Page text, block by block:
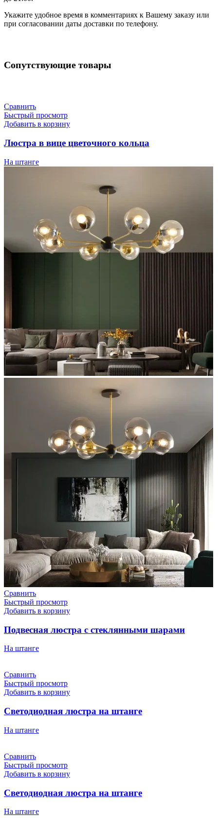
Укажите удобное время в комментариях к Вашему заказу или
при согласовании даты доставки по телефону.
Сопутствующие товары
Сравнить
Быстрый просмотр
Добавить в корзину
Люстра в вице цветочного кольца
На штанге
Сравнить
Быстрый просмотр
Добавить в корзину
Подвесная люстра с стеклянными шарами
На штанге
Сравнить
Быстрый просмотр
Добавить в корзину
Светодиодная люстра на штанге
На штанге
Сравнить
Быстрый просмотр
Добавить в корзину
Светодиодная люстра на штанге
На штанге